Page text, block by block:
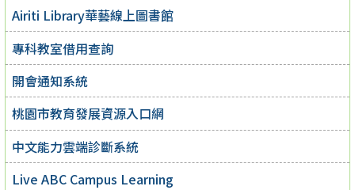
Airiti Library華藝線上圖書館
專科教室借用查詢
開會通知系統
桃園市教育發展資源入口網
中文能力雲端診斷系統
Live ABC Campus Learning